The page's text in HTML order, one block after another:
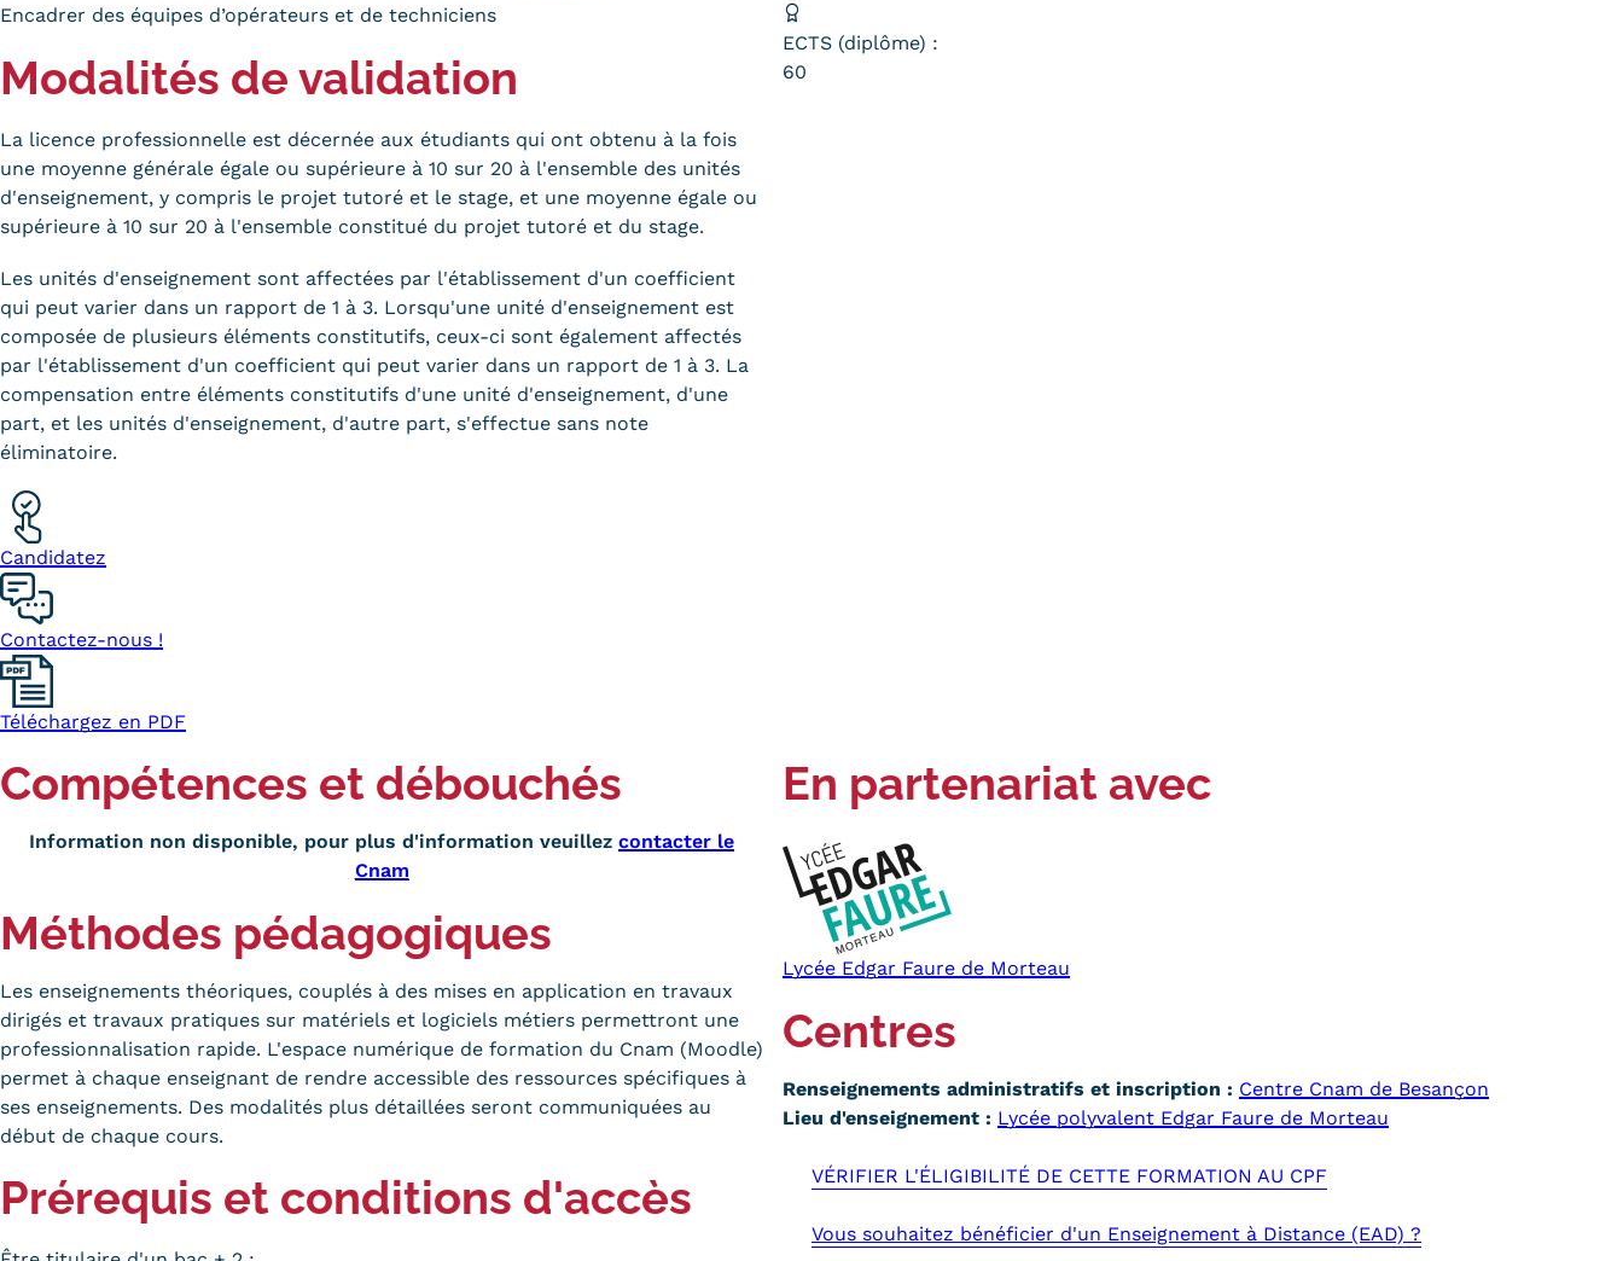
Encadrer des équipes d’opérateurs et de techniciens
Modalités de validation
La licence professionnelle est décernée aux étudiants qui ont obtenu à la fois
une moyenne générale égale ou supérieure à 10 sur 20 à l'ensemble des unités
d'enseignement, y compris le projet tutoré et le stage, et une moyenne égale ou
supérieure à 10 sur 20 à l'ensemble constitué du projet tutoré et du stage.
Les unités d'enseignement sont affectées par l'établissement d'un coefficient
qui peut varier dans un rapport de 1 à 3. Lorsqu'une unité d'enseignement est
composée de plusieurs éléments constitutifs, ceux-ci sont également affectés
par l'établissement d'un coefficient qui peut varier dans un rapport de 1 à 3. La
compensation entre éléments constitutifs d'une unité d'enseignement, d'une
part, et les unités d'enseignement, d'autre part, s'effectue sans note
éliminatoire.
ECTS (diplôme) :
60
Candidatez
Contactez-nous !
Téléchargez en PDF
Compétences et débouchés
Information non disponible, pour plus d'information veuillez contacter le
Cnam
Méthodes pédagogiques
Les enseignements théoriques, couplés à des mises en application en travaux
dirigés et travaux pratiques sur matériels et logiciels métiers permettront une
professionnalisation rapide. L'espace numérique de formation du Cnam (Moodle)
permet à chaque enseignant de rendre accessible des ressources spécifiques à
ses enseignements. Des modalités plus détaillées seront communiquées au
début de chaque cours.
Prérequis et conditions d'accès
En partenariat avec
Lycée Edgar Faure de Morteau
Centres
Renseignements administratifs et inscription : Centre Cnam de Besançon
Lieu d'enseignement : Lycée polyvalent Edgar Faure de Morteau
VÉRIFIER L'ÉLIGIBILITÉ DE CETTE FORMATION AU CPF
Vous souhaitez bénéficier d'un Enseignement à Distance (EAD) ?